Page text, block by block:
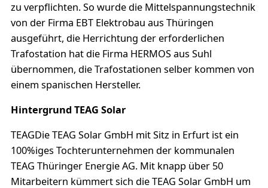
zu verpflichten. So wurde die Mittelspannungstechnik
von der Firma EBT Elektrobau aus Thüringen
ausgeführt, die Herrichtung der erforderlichen
Trafostation hat die Firma HERMOS aus Suhl
übernommen, die Trafostationen selber kommen von
einem spanischen Hersteller.
Hintergrund TEAG Solar
TEAGDie TEAG Solar GmbH mit Sitz in Erfurt ist ein
100%iges Tochterunternehmen der kommunalen
TEAG Thüringer Energie AG. Mit knapp über 50
Mitarbeitern kümmert sich die TEAG Solar GmbH um